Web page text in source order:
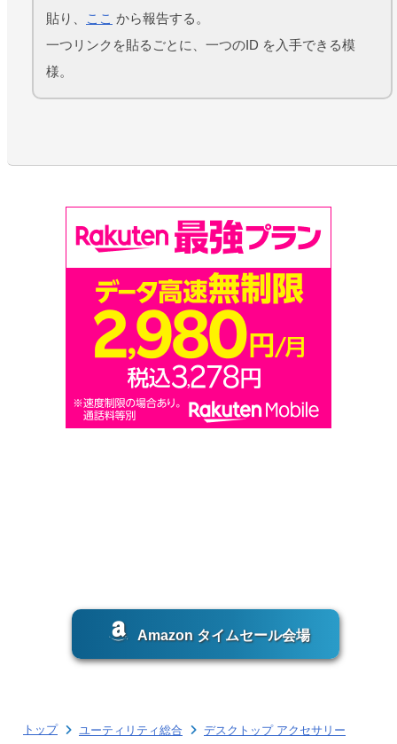
貼り、
ここ から報告する。
一つリンクを貼るごとに、一つのID を入手できる模
様。
Amazon タイムセール会場
トップ ユーティリティ総合 デスクトップ アクセサリー